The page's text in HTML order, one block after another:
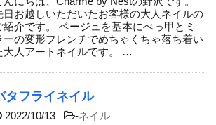
日お越しいただいたお客様の大人ネイルの
紹介です。 ベージュを基本にべっ甲とミ
ーの変形フレンチでめちゃくちゃ落ち着い
大人アートネイルです。 …
タフライネイル
2022/10/13 -ネイル